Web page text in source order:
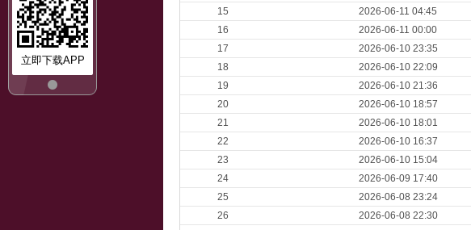
立即下载APP
15
2026-06-11 04:45
16
2026-06-11 00:00
17
2026-06-10 23:35
18
2026-06-10 22:09
19
2026-06-10 21:36
20
2026-06-10 18:57
21
2026-06-10 18:01
22
2026-06-10 16:37
23
2026-06-10 15:04
24
2026-06-09 17:40
25
2026-06-08 23:24
26
2026-06-08 22:30